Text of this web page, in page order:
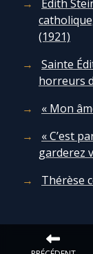
Edith
(1921)
Sainte
horreurs
« Mon
« C’est
garderez
Thérèse